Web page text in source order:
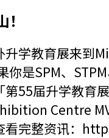
学教育展来到
是SPM、STPM
55届升学教育
Centre
完整资讯：